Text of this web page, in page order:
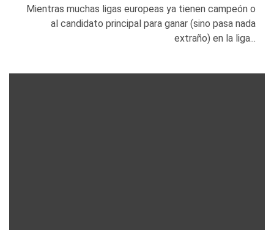
Mientras muchas ligas europeas ya tienen campeón o
al candidato principal para ganar (sino pasa nada
extraño) en la liga...